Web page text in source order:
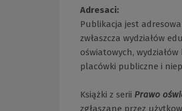
Adresaci:
Publikacja jest
zwłaszcza wydziałów
oświatowych,
placówki publiczne i
Książki z serii Prawo
zgłaszane przez